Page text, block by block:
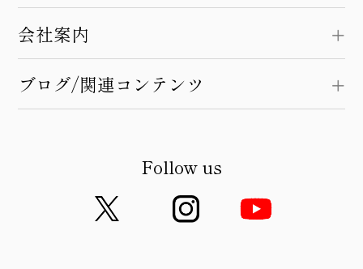
会社案内
ブログ/関連コンテンツ
Follow us